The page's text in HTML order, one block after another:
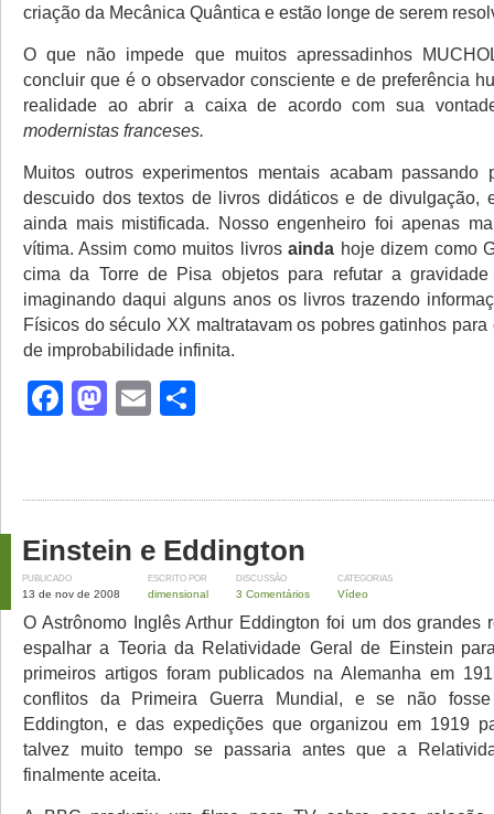
criação da Mecânica Quântica e estão longe de serem
O que não impede que muitos apressadinhos
concluir que é o observador consciente e de preferência
realidade ao abrir a caixa de acordo com sua
modernistas franceses.
Muitos outros experimentos mentais acabam
descuido dos textos de livros didáticos e de divulgação,
ainda mais mistificada. Nosso engenheiro foi apenas
vítima. Assim como muitos livrosainda hoje dizem como
cima da Torre de Pisa objetos para refutar a gravidade
imaginando daqui alguns anos os livros trazendo
Físicos do século XX maltratavam os pobres gatinhos para
de improbabilidade infinita.
Facebook
Mastodon
Email
Einstein e Eddington
PUBLICADO
13 de nov de 2008
ESCRITO POR
dimensional
DISCUSSÃO
3 Comentários
CATEGORIAS
Vídeo
O Astrônomo Inglês Arthur Eddington foi um dos grandes
espalhar a Teoria da Relatividade Geral de Einstein
primeiros artigos foram publicados na Alemanha em
conflitos da Primeira Guerra Mundial, e se não
Eddington, e das expedições que organizou em 1919
talvez muito tempo se passaria antes que a
finalmente aceita.